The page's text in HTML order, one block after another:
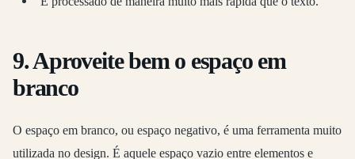
9. Aproveite bem o espaço em
branco
O espaço em branco, ou espaço negativo, é uma ferramenta muito
utilizada no design. É aquele espaço vazio entre elementos e